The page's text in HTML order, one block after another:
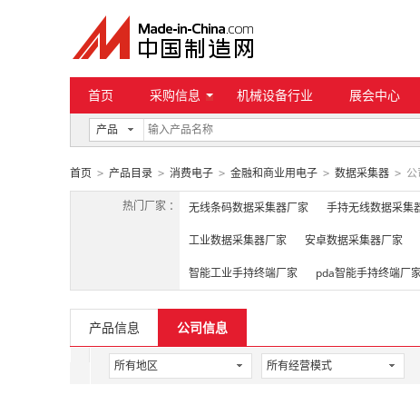
首页 采购信息 机械设备行业 展会中心
产品
首页 > 产品目录 > 消费电子 > 金融和商业用电子 > 数据采集器 >
热门厂家 ： 无线条码数据采集器厂家 手持无线数据采集
工业数据采集器厂家 安卓数据采集器厂家
智能工业手持终端厂家 pda智能手持终端厂
产品信息 公司信息
所有地区 所有经营模式